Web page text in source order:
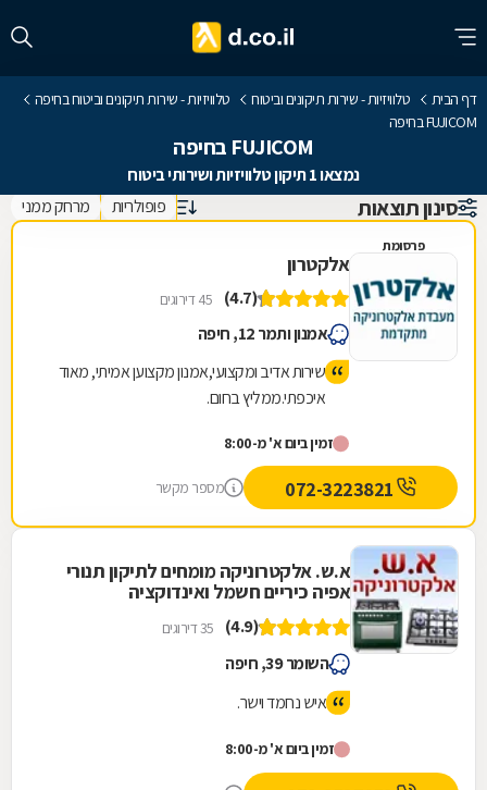
דף הבית טלוויזיות - שירות תיקונים וביטוח
טלוויזיות - שירות תיקונים וביטוח בחיפה
FUJICOM בחיפה
FUJICOM בחיפה
נמצאו 1 תיקון טלוויזיות ושירותי ביטוח
סינון תוצאות פופולריות מרחק ממני
פרסומת
אלקטרון
(4.7) 45 דירוגים
אמנון ותמר 12, חיפה
שירות אדיב ומקצועי,אמנון מקצוען אמיתי, מאוד
איכפתי.ממליץ בחום.
זמין ביום א' מ-8:00
מספר מקשר
א.ש. אלקטרוניקה מומחים לתיקון תנורי
אפיה כיריים חשמל ואינדוקציה
(4.9) 35 דירוגים
השומר 39, חיפה
איש נחמד וישר.
זמין ביום א' מ-8:00